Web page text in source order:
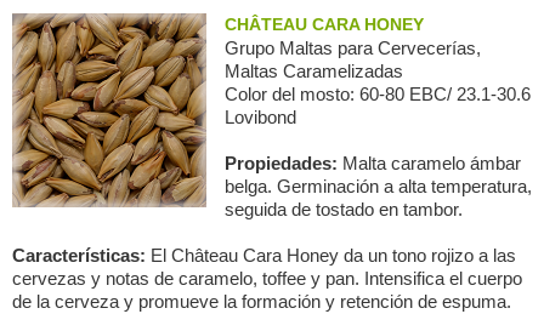
CHÂTEAU CARA HONEY
Grupo Maltas para Сervecerías,
Maltas Caramelizadas
Color del mosto: 60-80 EBC/ 23.1-30.6
Lovibond
Propiedades: Malta caramelo ámbar
belga. Germinación a alta temperatura,
seguida de tostado en tambor.
Características: El Château Cara Honey da un tono rojizo a las
cervezas y notas de caramelo, toffee y pan. Intensifica el cuerpo
de la cerveza y promueve la formación y retención de espuma.